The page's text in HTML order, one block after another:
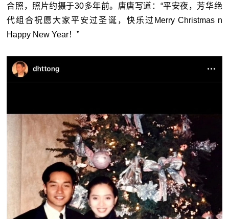
合照，照片约摄于30多年前。唐唐写道：“平安夜，芳华绝
代组合祝愿大家平安过圣诞，快乐过Merry Christmas n
Happy New Year！”